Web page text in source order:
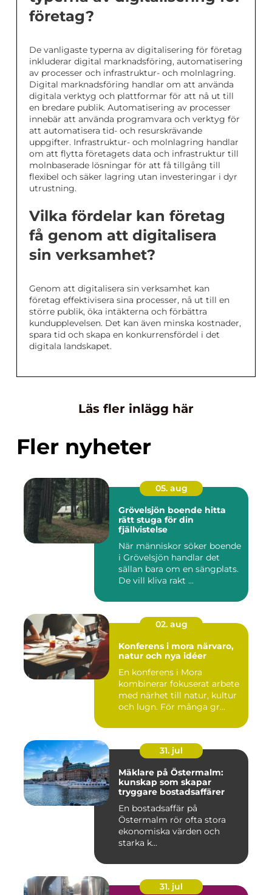
företag?
De vanligaste typerna av digitalisering för företag
inkluderar digital marknadsföring, automatisering
av processer och infrastruktur- och molnlagring.
Digital marknadsföring handlar om att använda
digitala verktyg och plattformar för att nå ut till
en bredare publik. Automatisering av processer
innebär att använda programvara och verktyg för
att automatisera tid- och resurskrävande
uppgifter. Infrastruktur- och molnlagring handlar
om att flytta företagets data och infrastruktur till
molnbaserade lösningar för att få tillgång till
flexibel och säker lagring utan investeringar i dyr
utrustning.
Vilka fördelar kan företag
få genom att digitalisera
sin verksamhet?
Genom att digitalisera sin verksamhet kan
företag effektivisera sina processer, nå ut till en
större publik, öka intäkterna och förbättra
kundupplevelsen. Det kan även minska kostnader,
spara tid och skapa en konkurrensfördel i det
digitala landskapet.
Läs fler inlägg här
Fler nyheter
05. aug
Grövelsjön boende hitta
rätt stuga för din
fjällvistelse
När människor söker boende
i Grövelsjön handlar det
sällan bara om en sängplats.
De vill kliva rakt ...
02. aug
Konferens i mora närvaro,
natur och nya idéer
En konferens i Mora
kombinerar fokuserat arbete
med närhet till natur, kultur
och lugn. För många gr...
31. jul
Mäklare på Östermalm:
kunskap som skapar
tryggare bostadsaffärer
En bostadsaffär på
Östermalm rör ofta stora
ekonomiska värden och
starka k...
31. jul